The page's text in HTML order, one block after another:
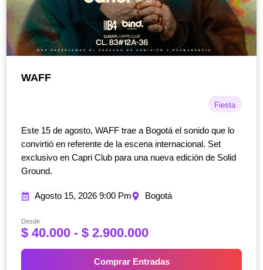
WAFF
Fiesta
Este 15 de agosto, WAFF trae a Bogotá el sonido que lo
convirtió en referente de la escena internacional. Set
exclusivo en Capri Club para una nueva edición de Solid
Ground.
Agosto 15, 2026 9:00 Pm Bogotá
Desde
$40.000 - $2.900.000R
n
Comprar Entradas